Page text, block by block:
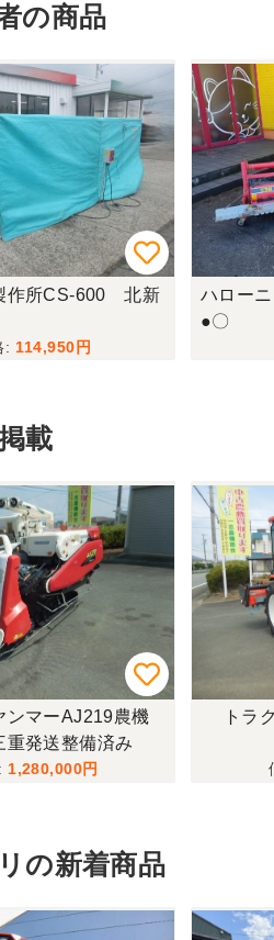
の商品
作所CS-600 北新
114,950
ハロー
●〇
載
ンマーAJ219農機
発送整備済み
1,280,000
トラ
の新着商品